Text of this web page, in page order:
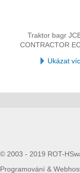
Traktor bagr
CONTRACTOR
Ukázat
© 2003 - 2019 ROT-
Programování &